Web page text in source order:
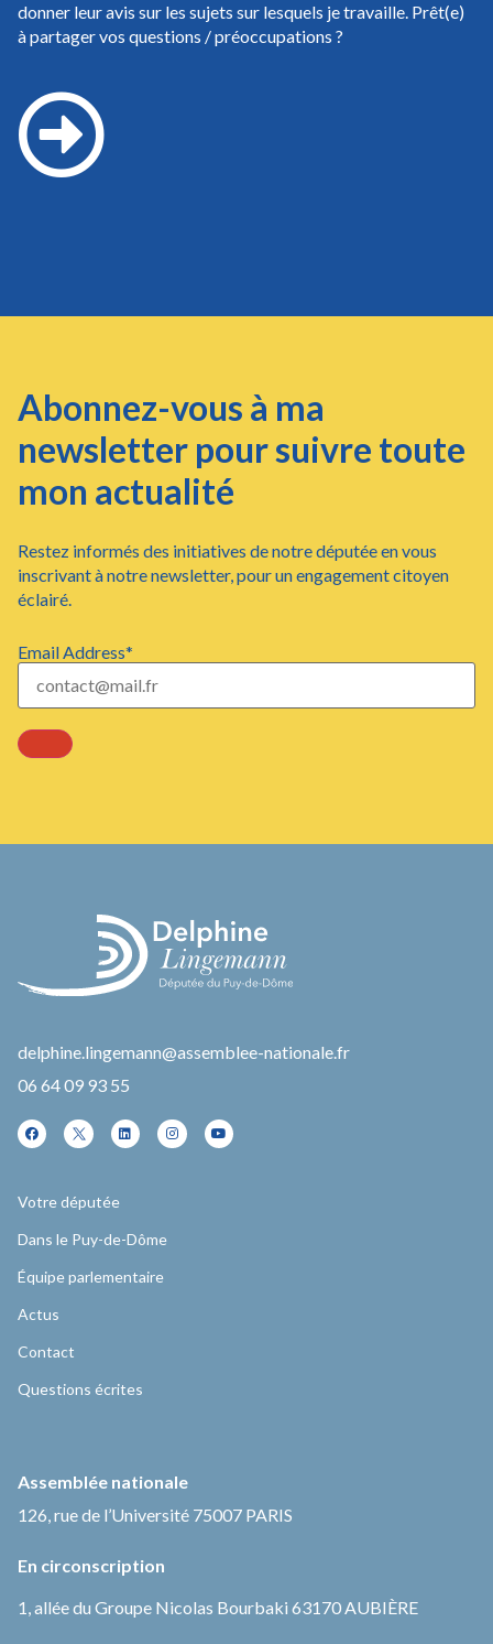
donner leur avis sur les sujets sur lesquels je travaille. Prêt(e)
à partager vos questions / préoccupations ?
Abonnez-vous à ma
newsletter pour suivre toute
mon actualité
Restez informés des initiatives de notre députée en vous
inscrivant à notre newsletter, pour un engagement citoyen
éclairé.
Email Address*
delphine.lingemann@assemblee-nationale.fr
06 64 09 93 55
Votre députée
Dans le Puy-de-Dôme
Équipe parlementaire
Actus
Contact
Questions écrites
Assemblée nationale
126, rue de l’Université 75007 PARIS
En circonscription
1, allée du Groupe Nicolas Bourbaki 63170 AUBIÈRE